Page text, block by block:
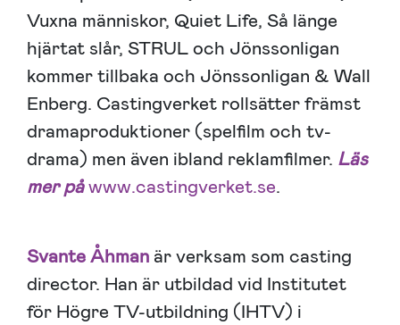
Vuxna människor, Quiet Life, Så länge
hjärtat slår, STRUL och Jönssonligan
kommer tillbaka och Jönssonligan & Wall
Enberg. Castingverket rollsätter främst
dramaproduktioner (spelfilm och tv-
drama) men även ibland reklamfilmer. Läs
mer påwww.castingverket.se.
Svante Åhman är verksam som casting
director. Han är utbildad vid Institutet
för Högre TV-utbildning (IHTV) i